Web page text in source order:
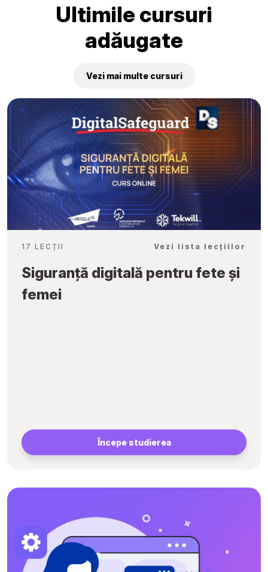
Ultimile cursuri
adăugate
Vezi mai multe cursuri
17 LECȚII Vezi lista lecțiilor
Siguranță digitală pentru fete și
femei
Începe studierea